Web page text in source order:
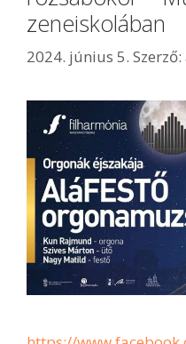
zeneiskolában
2024. június 5. Szerző: